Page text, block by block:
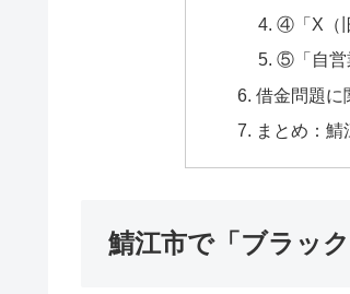
④「X（
⑤「自営
借金問題に
まとめ：
鯖江市で「ブラッ